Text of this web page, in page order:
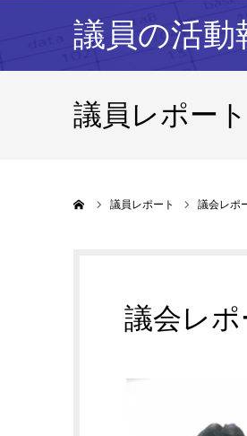
議員の活動
議員レポート
議員レポート 議会レポ
議会レポ